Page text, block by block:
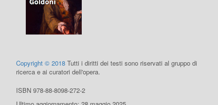
Copyright © 2018 Tutti i diritti dei testi sono riservati al gruppo di
ricerca e ai curatori dell'opera.
ISBN 978-88-8098-272-2